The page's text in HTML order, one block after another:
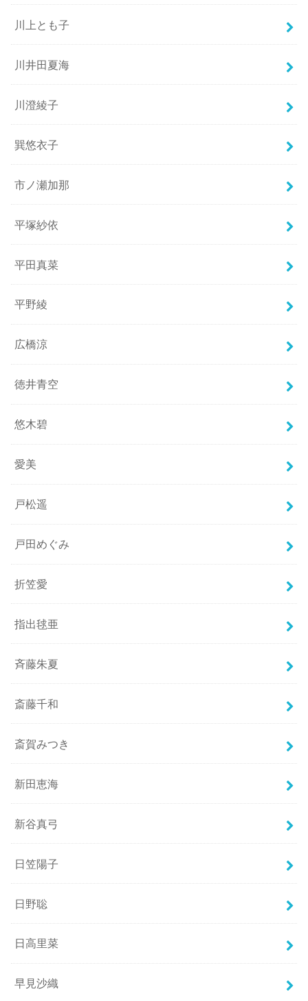
川上とも子
川井田夏海
川澄綾子
巽悠衣子
市ノ瀬加那
平塚紗依
平田真菜
平野綾
広橋涼
徳井青空
悠木碧
愛美
戸松遥
戸田めぐみ
折笠愛
指出毬亜
斉藤朱夏
斎藤千和
斎賀みつき
新田恵海
新谷真弓
日笠陽子
日野聡
日高里菜
早見沙織